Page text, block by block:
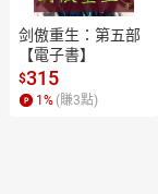
剑傲重生：第五部
【電子書】
$315
1 % (賺3點)